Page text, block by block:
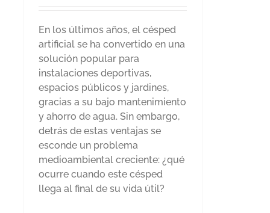
En los últimos años, el césped
artificial se ha convertido en una
solución popular para
instalaciones deportivas,
espacios públicos y jardines,
gracias a su bajo mantenimiento
y ahorro de agua. Sin embargo,
detrás de estas ventajas se
esconde un problema
medioambiental creciente: ¿qué
ocurre cuando este césped
llega al final de su vida útil?